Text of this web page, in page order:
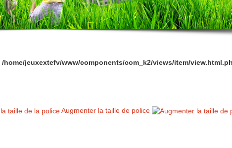
/home/jeuxextefv/www/components/com_k2/views/item/
Augmenter la taille de police